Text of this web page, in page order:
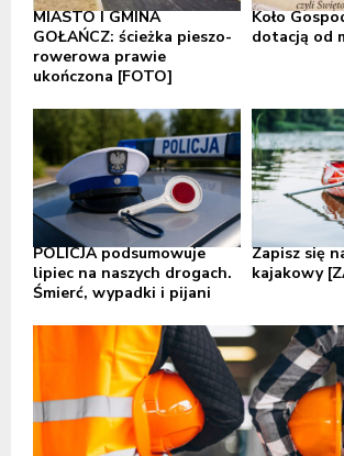
MIASTO I GMINA
GOŁAŃCZ: ścieżka pieszo-
rowerowa prawie
ukończona [FOTO]
Koło
dotacją od
POLICJA podsumowuje
lipiec na naszych drogach.
Śmierć, wypadki i pijani
Zapisz się
kajakowy